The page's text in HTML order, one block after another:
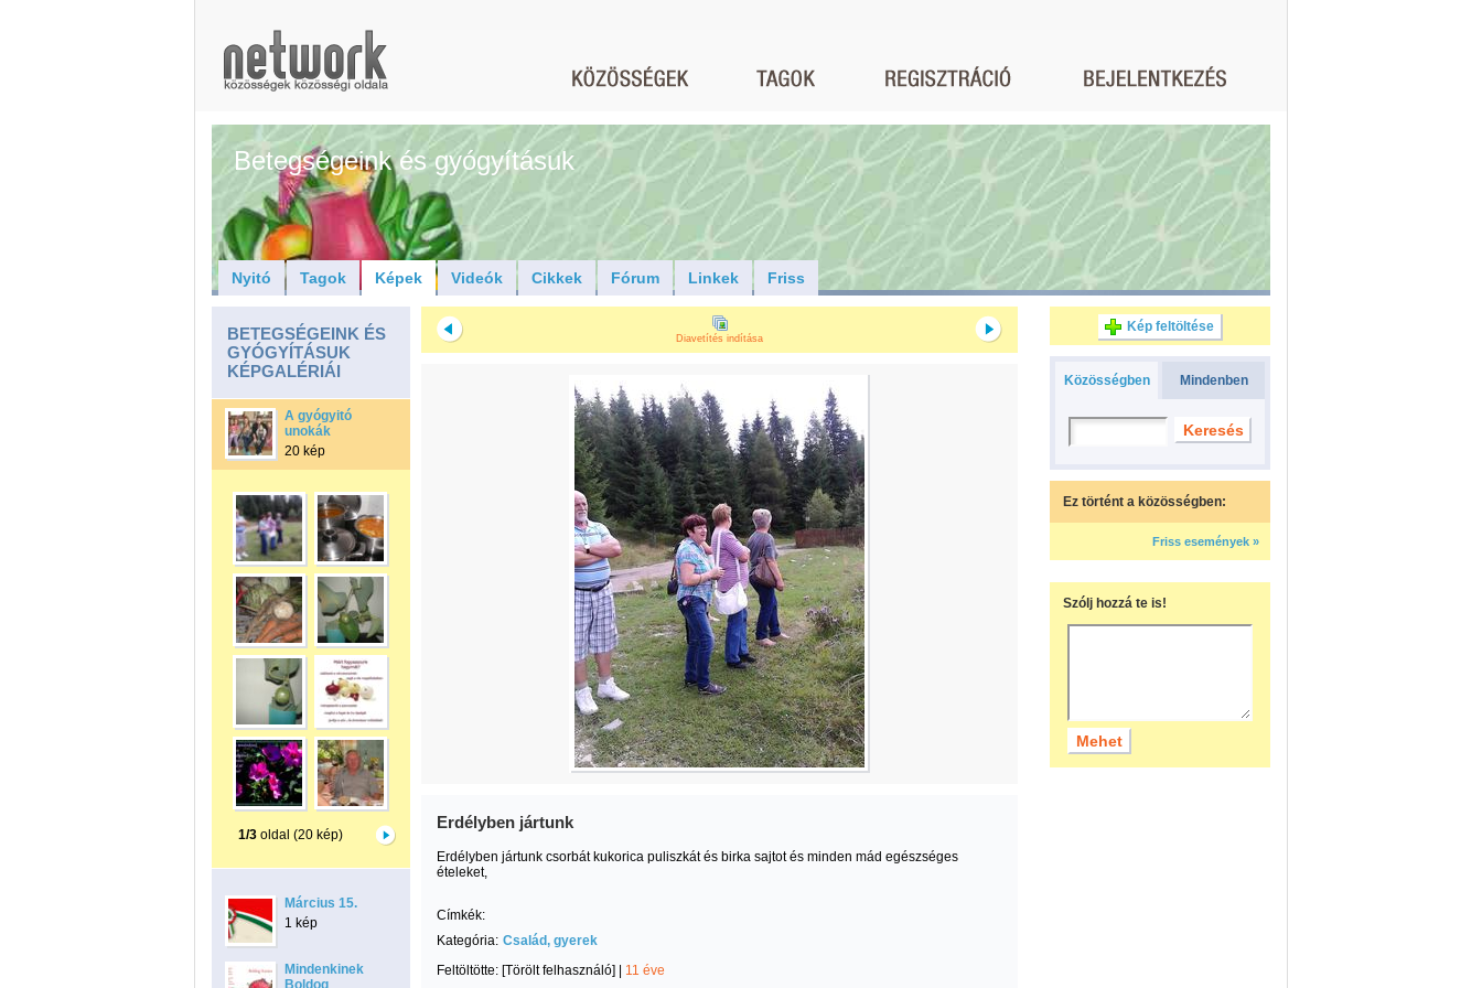
Betegségeink és gyógyításuk
Nyitó Tagok Képek Videók Cikkek Fórum Linkek Friss
BETEGSÉGEINK ÉS
GYÓGYÍTÁSUK
KÉPGALÉRIÁI
A gyógyitó
unokák
20 kép
1/3oldal (20 kép)
Március 15.
1 kép
Mindenkinek
Boldog
Diavetítés indítása
Erdélyben jártunk
Erdélyben jártunk csorbát kukorica puliszkát és birka sajtot és minden mád egészséges
ételeket,
Címkék:
Kategória: Család, gyerek
Feltöltötte: [Törölt felhasználó] 11 éve
Kép feltöltése
Közösségben Mindenben
Ez történt a közösségben:
Friss események »
Szólj hozzá te is!